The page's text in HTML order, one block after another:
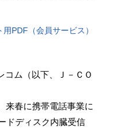
用PDF（会員サービス）
ム（以下、Ｊ－ＣＯ
来春に携帯電話事業に
ドディスク内臓受信